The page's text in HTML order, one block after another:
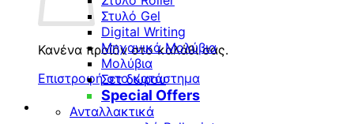
Κανένα προϊόν στο καλάθι σας.
Επιστροφή στο κατάστημα
Στυλό Gel
Digital Writing
Μηχανικά Μολύβια
Μολύβια
Σετ δώρου
Special Offers
Ανταλλακτικά